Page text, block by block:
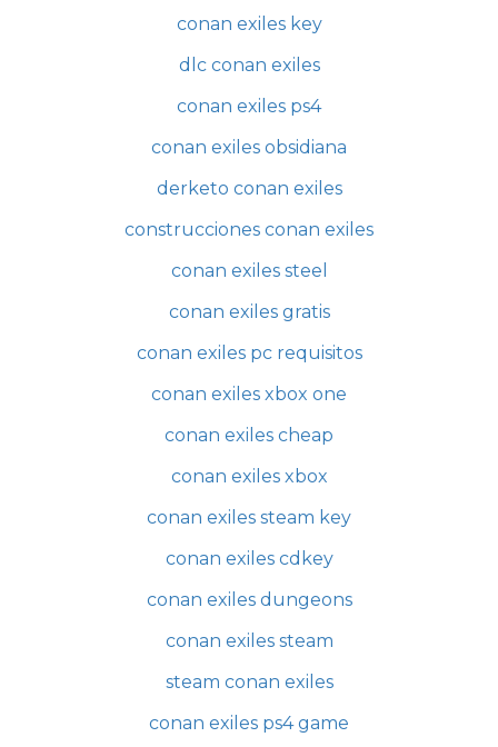
conan exiles key
dlc conan exiles
conan exiles ps4
conan exiles obsidiana
derketo conan exiles
construcciones conan exiles
conan exiles steel
conan exiles gratis
conan exiles pc requisitos
conan exiles xbox one
conan exiles cheap
conan exiles xbox
conan exiles steam key
conan exiles cdkey
conan exiles dungeons
conan exiles steam
steam conan exiles
conan exiles ps4 game